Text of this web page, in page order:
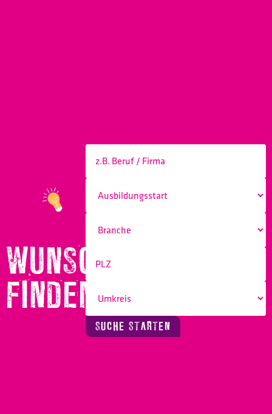
WUNSCHBERUF
FINDEN!
SUCHE STARTEN